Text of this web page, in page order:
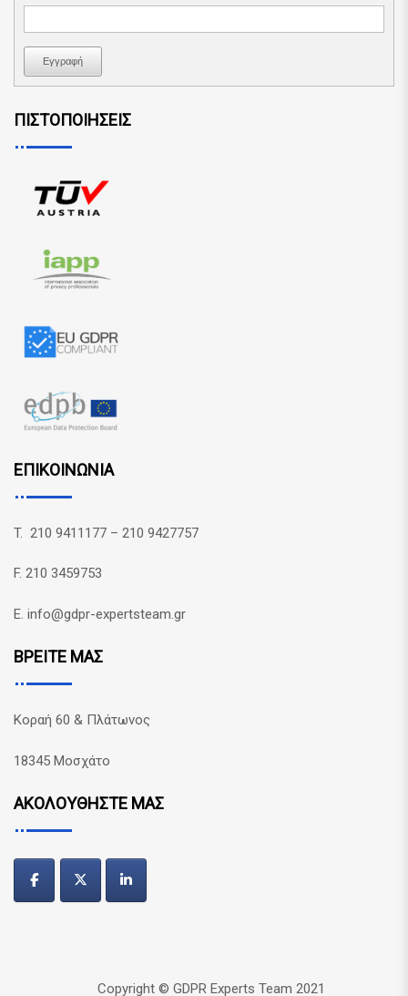
Εγγραφή
ΠΙΣΤΟΠΟΙΗΣΕΙΣ
ΕΠΙΚΟΙΝΩΝΙΑ
T. 210 9411177 – 210 9427757
F. 210 3459753
E. info@gdpr-expertsteam.gr
ΒΡΕΙΤΕ ΜΑΣ
Κοραή 60 & Πλάτωνος
18345 Μοσχάτο
ΑΚΟΛΟΥΘΗΣΤΕ ΜΑΣ
Copyright © GDPR Experts Team 2021